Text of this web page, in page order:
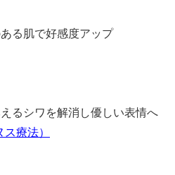
る肌で好感度アップ
るシワを解消し優しい表情へ
療法）